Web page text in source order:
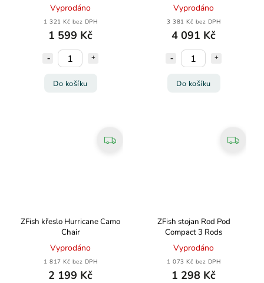
Vyprodáno
1 321 Kč bez DPH
1 599 Kč
Do košíku
Vyprodáno
3 381 Kč bez DPH
4 091 Kč
Do košíku
ZFish křeslo Hurricane Camo
Chair
Vyprodáno
1 817 Kč bez DPH
2 199 Kč
ZFish stojan Rod Pod
Compact 3 Rods
Vyprodáno
1 073 Kč bez DPH
1 298 Kč